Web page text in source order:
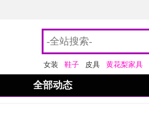
女装 鞋子 皮具 黄花梨家具
全部动态